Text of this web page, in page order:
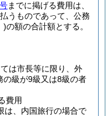
までに掲げる費用は、
うものであって、公務
)の額の合計額とする。
は市長等に限り、外
の級が9級又は8級の者
費用
は、内国旅行の場合で